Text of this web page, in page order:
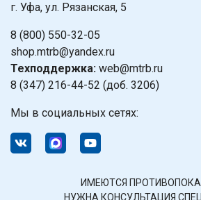
г. Уфа, ул. Рязанская, 5
8 (800) 550-32-05
shop.mtrb@yandex.ru
Техподдержка: web@mtrb.ru
8 (347) 216-44-52 (доб. 3206)
Мы в социальных сетях:
ИМЕЮТСЯ
НУЖНА КОНСУЛЬТАЦИЯ